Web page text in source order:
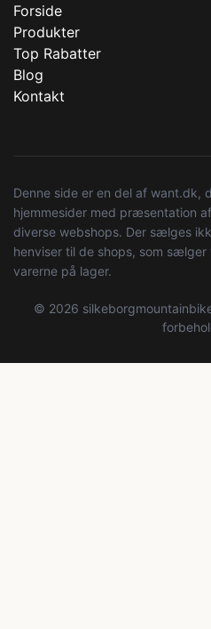
Forside
Produkter
Top Rabatter
Blog
Kontakt
Denne side er en del af want.dk,
hjemmesider med præsentation
diverse webshops. Der sælges
henviser til de shops, som sælger
varerne på lager.
© 2026